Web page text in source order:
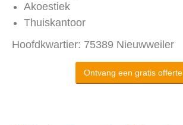
Akoestiek
Thuiskantoor
Hoofdkwartier: 75389 Nieuwweiler
Ontvang een gratis offerte